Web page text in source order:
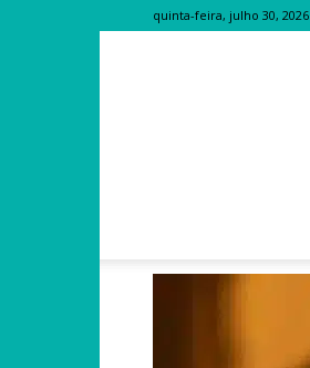
quinta-feira, julho 30, 2026